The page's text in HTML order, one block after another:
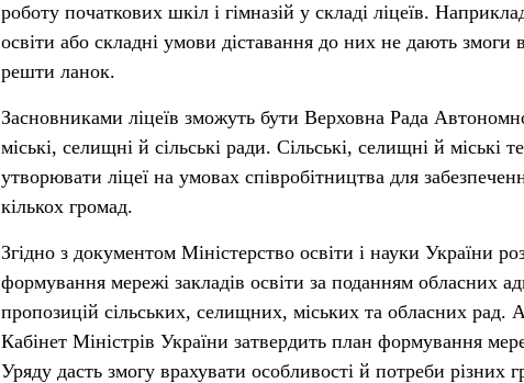
роботу початкових шкіл і гімназій у складі ліцеїв.
освіти або складні умови діставання до них не дають
решти ланок.
Засновниками ліцеїв зможуть бути Верховна Рада
міські, селищні й сільські ради. Сільські, селищні й міські
утворювати ліцеї на умовах співробітництва для
кількох громад.
Згідно з документом Міністерство освіти і науки України
формування мережі закладів освіти за поданням обласних
пропозицій сільських, селищних, міських та обласних рад.
Кабінет Міністрів України затвердить план формування
Уряду дасть змогу врахувати особливості й потреби різних